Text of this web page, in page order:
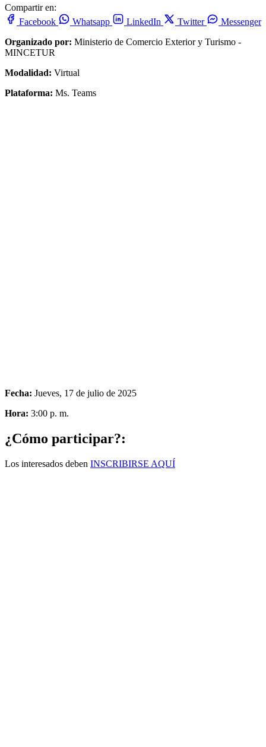
Compartir en:
Facebook
Whatsapp LinkedIn Twitter
Messenger
Organizado por: Ministerio de Comercio Exterior y Turismo -
MINCETUR
Modalidad: Virtual
Plataforma: Ms. Teams
Fecha: Jueves, 17 de julio de 2025
Hora: 3:00 p. m.
¿Cómo participar?:
Los interesados deben INSCRIBIRSE AQUÍ